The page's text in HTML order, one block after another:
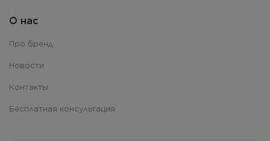
О нас
Про бренд
Новости
Контакты
Бесплатная консультация